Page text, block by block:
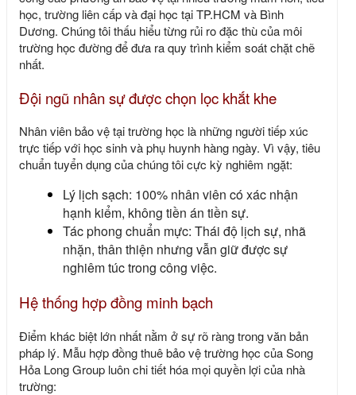
học, trường liên cấp và đại học tạiTP.HCM và Bình
Dương. Chúng tôi thấu hiểu từng rủi ro đặc thù của môi
trường học đường để đưa ra quy trình kiểm soát chặt chẽ
nhất.
Đội ngũ nhân sự được chọn lọc khắt khe
Nhân viên bảo vệ tại trường học là những người tiếp xúc
trực tiếp với học sinh và phụ huynh hàng ngày. Vì vậy, tiêu
chuẩn tuyển dụng của chúng tôi cực kỳ nghiêm ngặt:
Lý lịch sạch: 100% nhân viên có xác nhận
hạnh kiểm, không tiền án tiền sự.
Tác phong chuẩn mực: Thái độ lịch sự, nhã
nhặn, thân thiện nhưng vẫn giữ được sự
nghiêm túc trong công việc.
Hệ thống hợp đồng minh bạch
Điểm khác biệt lớn nhất nằm ở sự rõ ràng trong văn bản
pháp lý. Mẫu hợp đồng thuê bảo vệ trường học củaSong
Hỏa Long Group luôn chi tiết hóa mọi quyền lợi của nhà
trường: